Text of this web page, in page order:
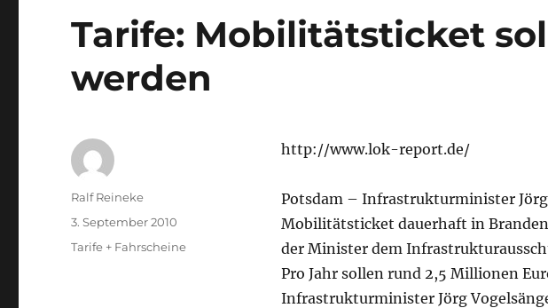
Tarife: Mobilitätsticket
werden
http://www.lok-report.de/
Potsdam – Infrastrukturminister
Mobilitätsticket dauerhaft in
der Minister dem
Pro Jahr sollen rund 2,5 Millionen
Infrastrukturminister Jörg
Autor
Ralf Reineke
Veröffentlicht
am
3. September 2010
Kategorien
Tarife + Fahrscheine